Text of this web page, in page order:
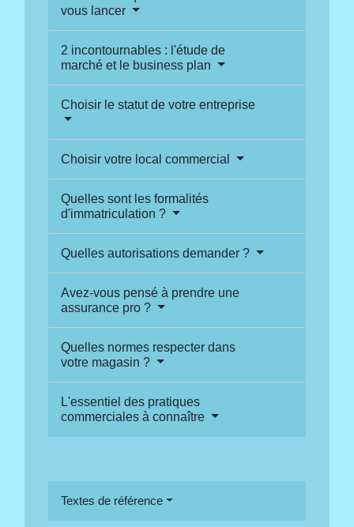
vous lancer
2 incontournables : l'étude de
marché et le business plan
Choisir le statut de votre entreprise
Choisir votre local commercial
Quelles sont les formalités
d'immatriculation ?
Quelles autorisations demander ?
Avez-vous pensé à prendre une
assurance pro ?
Quelles normes respecter dans
votre magasin ?
L'essentiel des pratiques
commerciales à connaître
Textes de référence